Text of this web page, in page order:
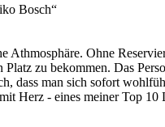
Athmosphäre. Ohne
zu bekommen. Das
dass man sich sofort
Herz - eines meiner Top 10